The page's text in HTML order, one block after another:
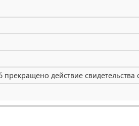
прекращено действие